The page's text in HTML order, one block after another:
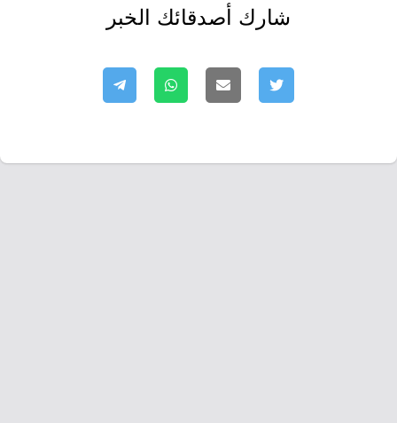
شارك أصدقائك الخبر